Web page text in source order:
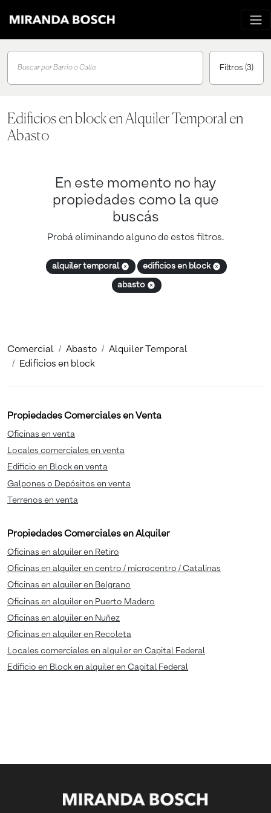
Buscar por Barrio o Calle Filtros (3)
Edificios en block en Alquiler Temporal en
Abasto
En este momento no hay
propiedades como la que
buscás
Probá eliminando alguno de estos filtros.
alquiler temporal edificios en block
abasto
Comercial Abasto
Alquiler Temporal
Edificios en block
Propiedades Comerciales en Venta
Oficinas en venta
Locales comerciales en venta
Edificio en Block en venta
Galpones o Depósitos en venta
Terrenos en venta
Propiedades Comerciales en Alquiler
Oficinas en alquiler en Retiro
Oficinas en alquiler en centro / microcentro / Catalinas
Oficinas en alquiler en Belgrano
Oficinas en alquiler en Puerto Madero
Oficinas en alquiler en Nuñez
Oficinas en alquiler en Recoleta
Locales comerciales en alquiler en Capital Federal
Edificio en Block en alquiler en Capital Federal